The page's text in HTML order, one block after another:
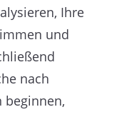
Ihre
und
nach
beginnen,